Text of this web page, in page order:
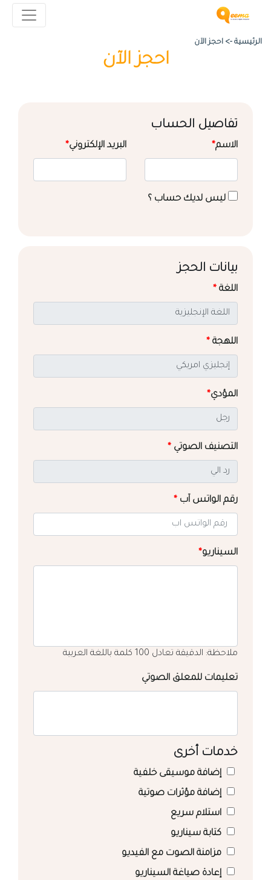
الرئيسية -> احجز الآن
احجز الآن
تفاصيل الحساب
الاسم* البريد الإلكتروني*
ليس لديك حساب ؟
بيانات الحجز
اللغة *
اللهجة *
المؤدي*
التصنيف الصوتي *
رقم الواتس آب *
السيناريو*
ملاحظة: الدقيقة تعادل 100 كلمة باللغة العربية
تعليمات للمعلق الصوتي
خدمات أخرى
إضافة موسيقى خلفية
إضافة مؤثرات صوتية
استلام سريع
كتابة سيناريو
مزامنة الصوت مع الفيديو
إعادة صياغة السيناريو